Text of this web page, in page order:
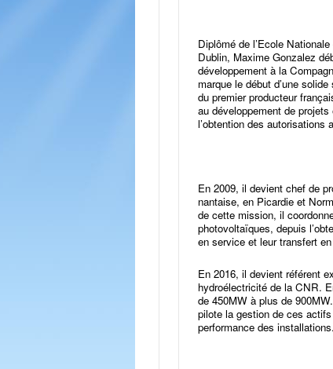
Diplômé de l’Ecole
Dublin, Maxime Gonzalez
développement à la
marque le début d’une
du premier producteur
au développement de
l’obtention des autorisations
En 2009, il devient chef de
nantaise, en Picardie et
de cette mission, il
photovoltaïques, depuis
en service et leur transfert
En 2016, il devient référent
hydroélectricité de la CNR.
de 450MW à plus de
pilote la gestion de ces
performance des installations.